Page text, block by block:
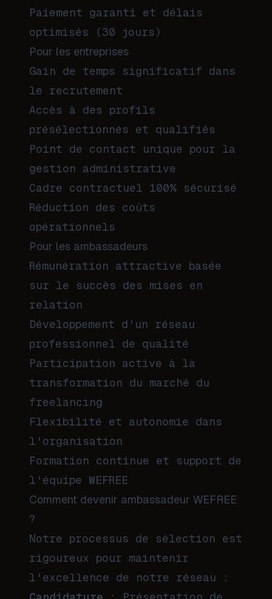
Paiement garanti et délais
optimisés (30 jours)
Pour les entreprises
Gain de temps significatif dans
le recrutement
Accès à des profils
présélectionnés et qualifiés
Point de contact unique pour la
gestion administrative
Cadre contractuel 100% sécurisé
Réduction des coûts
opérationnels
Pour les ambassadeurs
Rémunération attractive basée
sur le succès des mises en
relation
Développement d'un réseau
professionnel de qualité
Participation active à la
transformation du marché du
freelancing
Flexibilité et autonomie dans
l'organisation
Formation continue et support de
l'équipe WEFREE
Comment devenir ambassadeur WEFREE
?
Notre processus de sélection est
rigoureux pour maintenir
l'excellence de notre réseau :